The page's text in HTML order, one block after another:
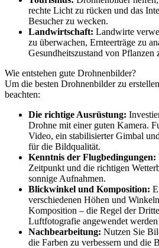
rechte Licht zu rücken und das
Besucher zu wecken.
Landwirtschaft: Landwirte
zu überwachen, Ernteerträge zu
Gesundheitszustand von Pflanzen
Wie entstehen gute Drohnenbilder?
Um die besten Drohnenbilder zu
beachten:
Die richtige Ausrüstung:
Drohne mit einer guten Kamera.
Video, ein stabilisierter Gimbal
für die Bildqualität.
Kenntnis der Flugbedingungen:
Zeitpunkt und die richtigen
sonnige Aufnahmen.
Blickwinkel und Komposition:
verschiedenen Höhen und
Komposition – die Regel der
Luftfotografie angewendet
Nachbearbeitung: Nutzen Sie
die Farben zu verbessern und die